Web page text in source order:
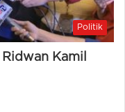
Politik
Kamil